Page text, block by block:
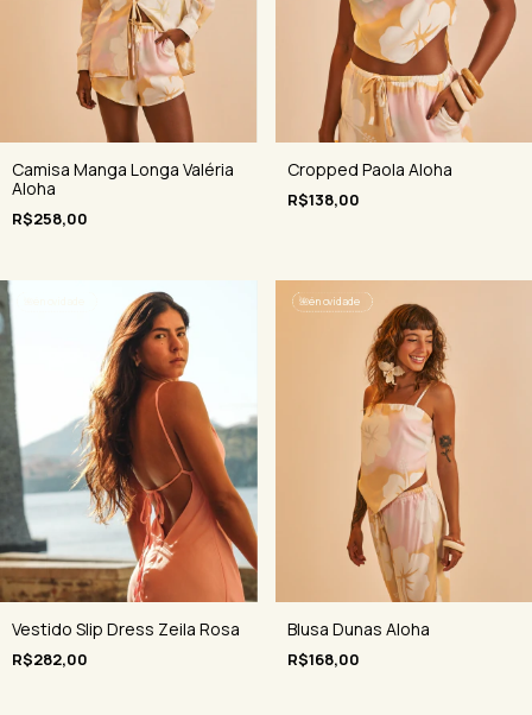
Camisa Manga Longa Valéria
Aloha
R$258,00
Cropped Paola Aloha
R$138,00
Vestido Slip Dress Zeila Rosa
R$282,00
🌺é novidade
Blusa Dunas Aloha
R$168,00